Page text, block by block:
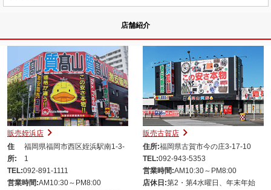
店舗紹介
販売姪浜店
住
所:
福岡県福岡市西区姪浜駅南1-3-
1
TEL:092-891-1111
営業時間:AM10:30～PM8:00
販売古賀店
住所:福岡県古賀市今の庄3-17-10
TEL:092-943-5353
営業時間:AM10:30～PM8:00
店休日:第2・第4水曜日、年末年始